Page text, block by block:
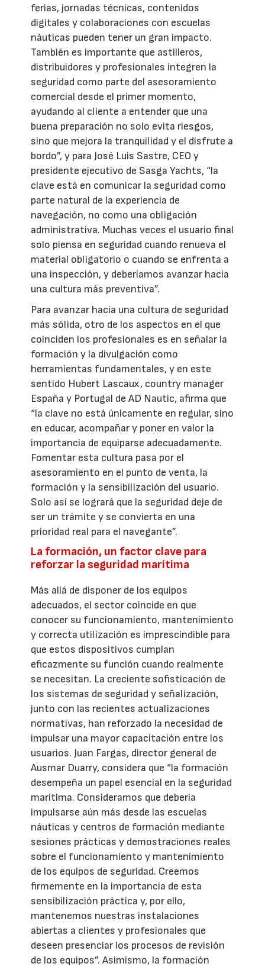
ferias, jornadas técnicas, contenidos
digitales y colaboraciones con escuelas
náuticas pueden tener un gran impacto.
También es importante que astilleros,
distribuidores y profesionales integren la
seguridad como parte del asesoramiento
comercial desde el primer momento,
ayudando al cliente a entender que una
buena preparación no solo evita riesgos,
sino que mejora la tranquilidad y el disfrute a
bordo”, y para José Luis Sastre, CEO y
presidente ejecutivo de Sasga Yachts, “la
clave está en comunicar la seguridad como
parte natural de la experiencia de
navegación, no como una obligación
administrativa. Muchas veces el usuario final
solo piensa en seguridad cuando renueva el
material obligatorio o cuando se enfrenta a
una inspección, y deberíamos avanzar hacia
una cultura más preventiva”.
Para avanzar hacia una cultura de seguridad
más sólida, otro de los aspectos en el que
coinciden los profesionales es en señalar la
formación y la divulgación como
herramientas fundamentales, y en este
sentido Hubert Lascaux, country manager
España y Portugal de AD Nautic, afirma que
“la clave no está únicamente en regular, sino
en educar, acompañar y poner en valor la
importancia de equiparse adecuadamente.
Fomentar esta cultura pasa por el
asesoramiento en el punto de venta, la
formación y la sensibilización del usuario.
Solo así se logrará que la seguridad deje de
ser un trámite y se convierta en una
prioridad real para el navegante”.
La formación, un factor clave para
reforzar la seguridad marítima
Más allá de disponer de los equipos
adecuados, el sector coincide en que
conocer su funcionamiento, mantenimiento
y correcta utilización es imprescindible para
que estos dispositivos cumplan
eficazmente su función cuando realmente
se necesitan. La creciente sofisticación de
los sistemas de seguridad y señalización,
junto con las recientes actualizaciones
normativas, han reforzado la necesidad de
impulsar una mayor capacitación entre los
usuarios. Juan Fargas, director general de
Ausmar Duarry, considera que “la formación
desempeña un papel esencial en la seguridad
marítima. Consideramos que debería
impulsarse aún más desde las escuelas
náuticas y centros de formación mediante
sesiones prácticas y demostraciones reales
sobre el funcionamiento y mantenimiento
de los equipos de seguridad. Creemos
firmemente en la importancia de esta
sensibilización práctica y, por ello,
mantenemos nuestras instalaciones
abiertas a clientes y profesionales que
deseen presenciar los procesos de revisión
de los equipos”. Asimismo, la formación